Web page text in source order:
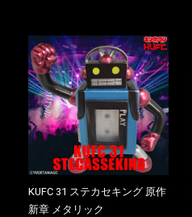
KUFC 31 ステカセキング 原作
新章 メタリック